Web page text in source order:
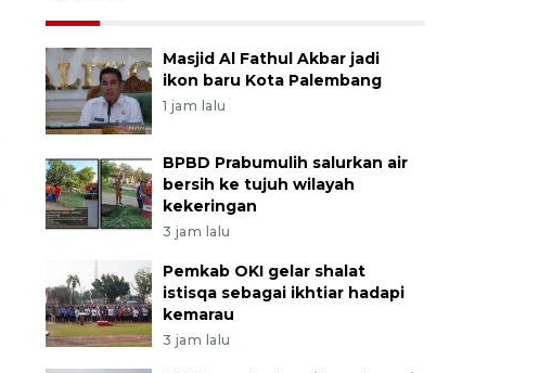
Masjid Al Fathul Akbar jadi
ikon baru Kota Palembang
1 jam lalu
BPBD Prabumulih salurkan air
bersih ke tujuh wilayah
kekeringan
3 jam lalu
Pemkab OKI gelar shalat
istisqa sebagai ikhtiar hadapi
kemarau
3 jam lalu